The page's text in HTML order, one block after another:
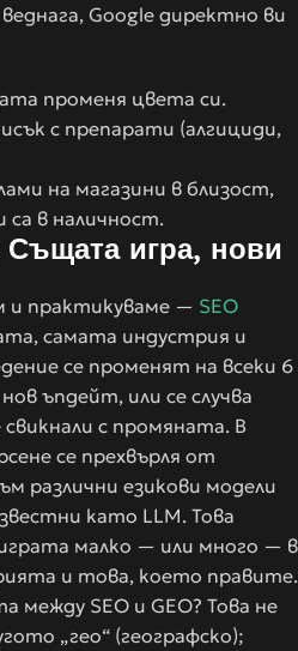
Google директно ви
променя цвета си.
с препарати (алгициди,
на магазини в близост,
в наличност.
Същата игра, нови
и практикуваме — SEO
самата индустрия и
се променят на всеки 6
ъпдейт, или се случва
с промяната. В
се прехвърля от
различни езикови модели
като LLM. Това
малко — или много — в
и това, което правите.
между SEO и GEO? Това не
„гео“ (географско);